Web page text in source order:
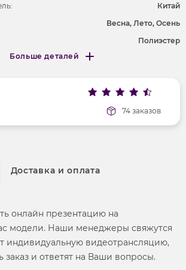
Китай
Весна, Лето, Осень
Полиэстер
гладкий
Больше деталей
Меньше деталей
74 заказов
Доставка и оплата
онлайн презентацию на
модели. Наши менеджеры свяжутся
индивидуальную видеотрансляцию,
заказ и ответят на Ваши вопросы.